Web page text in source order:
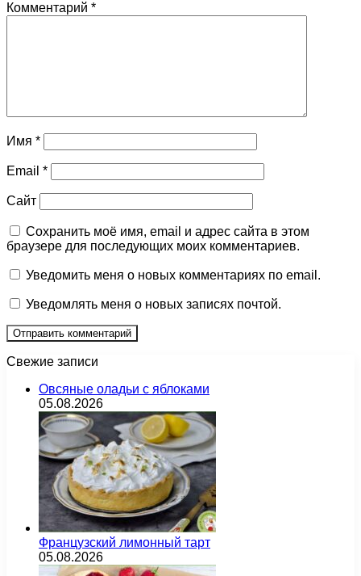
Комментарий *
Имя *
Email *
Сайт
Сохранить моё имя, email и адрес сайта в этом
браузере для последующих моих комментариев.
Уведомить меня о новых комментариях по email.
Уведомлять меня о новых записях почтой.
Свежие записи
Овсяные оладьи с яблоками
05.08.2026
Французский лимонный тарт
05.08.2026